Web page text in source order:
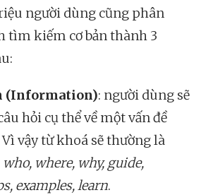
người dùng cũng phân
tìm kiếm cơ bản thành 3
(Information): người dùng sẽ
hỏi cụ thể về một vấn đề
vậy từ khoá sẽ thường là
where, why, guide,
examples, learn.